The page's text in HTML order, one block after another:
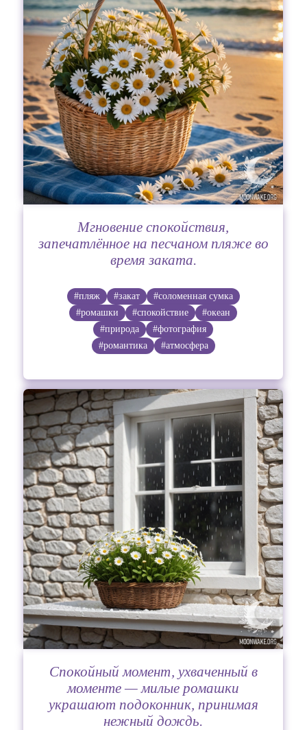
Мгновение спокойствия,
запечатлённое на песчаном пляже во
время заката.
#пляж #закат
#соломенная сумка
#ромашки
#спокойствие
#океан
#природа
#фотография
#романтика
#атмосфера
Спокойный момент, ухваченный в
моменте — милые ромашки
украшают подоконник, принимая
нежный дождь.